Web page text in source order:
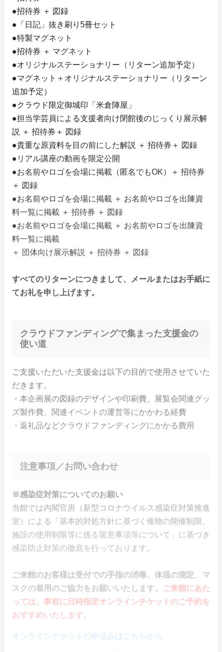
●招待券 ＋ 図録
●「日記」抜き刷り5冊セット
●特製マグネット
●招待券 ＋ マグネット
●オリジナルステーショナリー（リターン追加予定）
●マグネット＋オリジナルステーショナリー（リターン
追加予定）
●クラウド限定御城印「米倉陣屋」
●担当学芸員による支援者向け閉館後のじっくり展示解
説 ＋ 招待券＋ 図録
●貴重な原資料を目の前にした解説 ＋ 招待券＋ 図録
●リアル講座の動画を限定公開
●お名前やロゴを会場に掲載（匿名でもOK）＋ 招待券
＋ 図録
●お名前やロゴを会場に掲載 ＋ お名前やロゴを出陳資
料一覧に掲載 ＋ 招待券 ＋ 図録
●お名前やロゴを会場に掲載 ＋ お名前やロゴを出陳資
料一覧に掲載
＋ 団体向け展示解説 ＋ 招待券 ＋ 図録
すべてのリターンにつきまして、メールまたはお手紙に
てお礼を申し上げます。
クラウドファンディングで集まった支援金の
使い道
ご支援いただいた支援金は以下の目的で使用させていた
だきます。
・本企画展の図録のデザインや印刷費、展覧会関連グッ
ズ製作費、関連イベントの運営等にかかわる経費
・返礼品などクラウドファンディングにかかる費用
注意事項／お問い合わせ
※感染症対策についてのお願い
当館では内閣官房（新型コロナウイルス感染症対策推進
室）による「基本的対処方針に基づく催物の開催制限、
施設の使用制限等に係る留意事項等について」に基づき
感染防止対策の徹底を行っております。
ご来館のお客様は受付での手指の消毒、体温の測定、マ
スクの着用のご協力をお願いいたします。
ご来館にあた
っては、事前に日時指定オンラインチケットのご予約を
おすすめいたします。
オンラインチケットの申込みはこちらから